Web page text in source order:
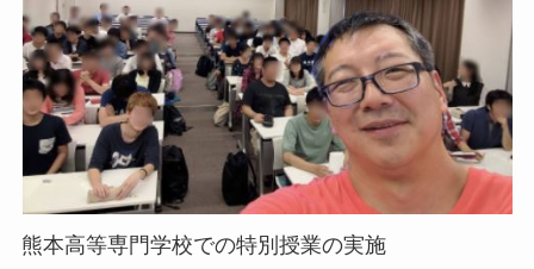
熊本高等専門学校での特別授業の実施